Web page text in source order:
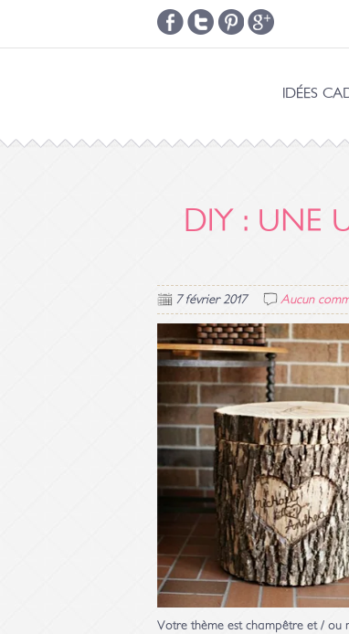
IDÉES
DIY : UNE
7 février 2017 Aucun
Votre thème est champêtre et / ou